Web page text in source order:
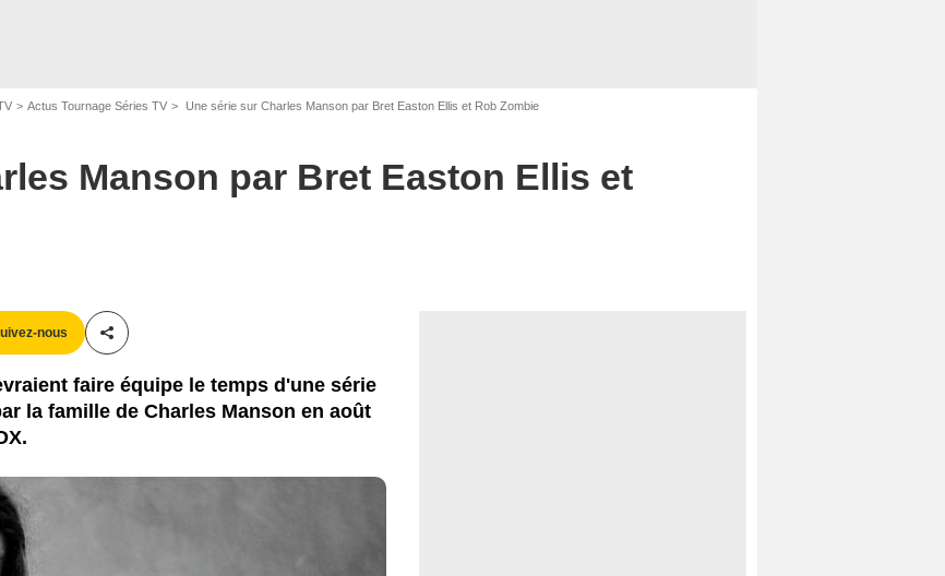
Actus Tournage Séries TV Une série sur Charles Manson par Bret Easton Ellis et Rob Zombie
Manson par Bret Easton Ellis et
nous
Partager cet article
faire équipe le temps d'une série
la famille de Charles Manson en août